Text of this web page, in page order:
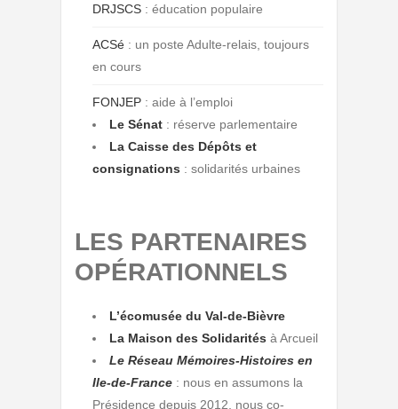
DRJSCS : éducation populaire
ACSé : un poste Adulte-relais, toujours
en cours
FONJEP : aide à l’emploi
Le Sénat : réserve parlementaire
La Caisse des Dépôts et
consignations : solidarités urbaines
LES PARTENAIRES
OPÉRATIONNELS
L’écomusée du Val-de-Bièvre
La Maison des Solidarités à Arcueil
Le Réseau Mémoires-Histoires en
Ile-de-France : nous en assumons la
Présidence depuis 2012, nous co-